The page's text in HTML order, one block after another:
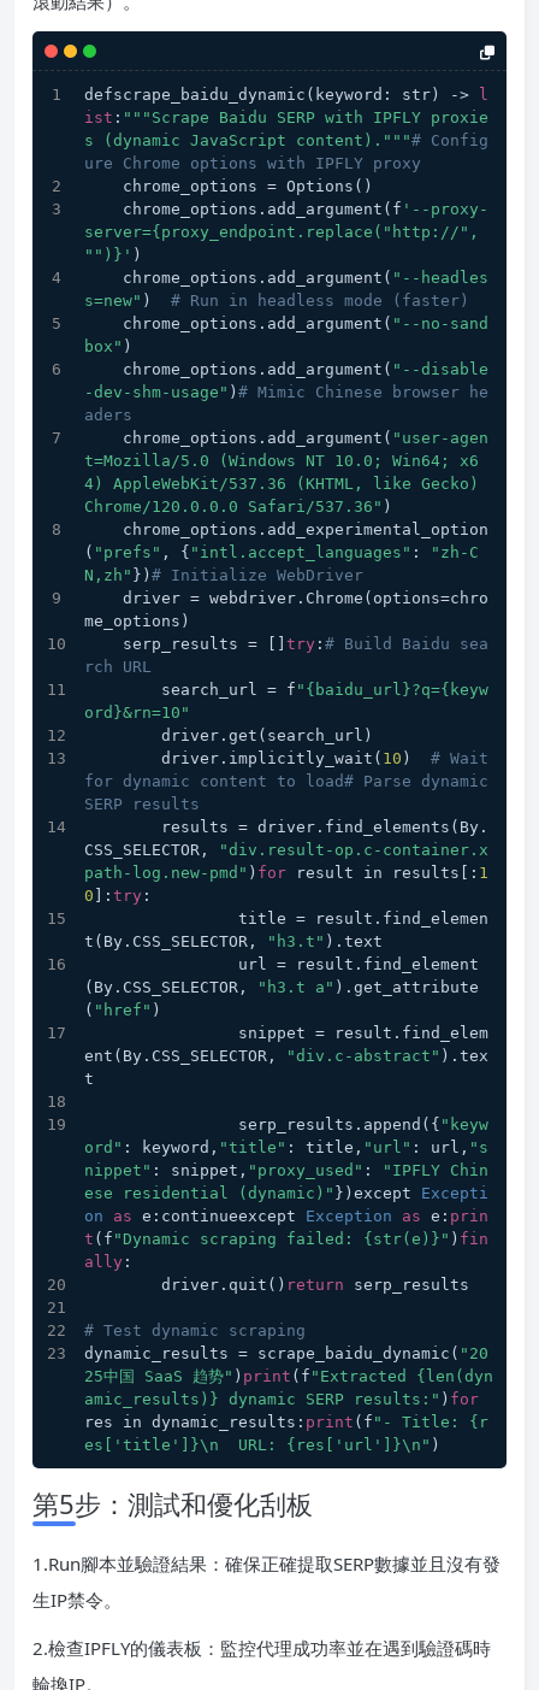
defscrape_baidu_dynamic(keyword: str) ->
l
ist : "" "Scrape Baidu SERP with IPFLY proxie
s (dynamic JavaScript content)." ""# Config
ure Chrome options with IPFLY proxy
    chrome_options = Options()
    chrome_options.add_argument(f
'--proxy-
server={proxy_endpoint.replace("http://",
"")}' )
    chrome_options.add_argument(
"--headles
s=new" ) # Run in headless mode (faster)
    chrome_options.add_argument(
"--no-sand
box" )
    chrome_options.add_argument(
"--disable
-dev-shm-usage" ) # Mimic Chinese browser he
aders
    chrome_options.add_argument(
"user-agen
t=Mozilla/5.0 (Windows NT 10.0; Win64; x6
4) AppleWebKit/537.36 (KHTML, like Gecko)
Chrome/120.0.0.0 Safari/537.36" )
( "prefs" , { "intl.accept_languages" :
"zh-C
N,zh" }) # Initialize WebDriver
me_options)
    serp_results = []
try : # Build Baidu sea
rch URL
        search_url = f
"{baidu_url}?q={keyw
ord}&rn=10"
        driver.get(search_url)
        driver.implicitly_wait(
10 ) # Wait
for dynamic content to load# Parse dynamic
SERP results
CSS_SELECTOR,
"div.result-op.c-container.x
path-log.new-pmd" ) for result in results[: 1
0 ]: try :
t(By.CSS_SELECTOR,
"h3.t" ).text
(By.CSS_SELECTOR,
"h3.t a" ).get_attribute
( "href" )
ent(By.CSS_SELECTOR,
"div.c-abstract" ).tex
t
                serp_results.append({
"keyw
ord" : keyword, "title" : title, "url" : url, "s
nippet" : snippet, "proxy_used" :
"IPFLY Chin
ese residential (dynamic)" })except Excepti
on
as e:continueexcept Exception as e: prin
t (f "Dynamic scraping failed: {str(e)}" ) fin
ally :
        driver.quit()
return serp_results
# Test dynamic scraping
dynamic_results = scrape_baidu_dynamic( "20
25中国 SaaS 趋势" ) print (f "Extracted {len(dyn
amic_results)} dynamic SERP results:" ) for
res in dynamic_results: print (f "- Title: {r
es['title']}\n  URL: {res['url']}\n" )
第5步：測試和優化刮板
1.Run腳本並驗證結果：確保正確提取SERP數據並且沒有發
生IP禁令。
2.檢查IPFLY的儀表板：監控代理成功率並在遇到驗證碼時
輪換IP。